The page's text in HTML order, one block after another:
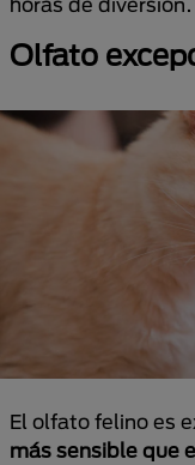
Olfato
El olfato felino es
más sensible que